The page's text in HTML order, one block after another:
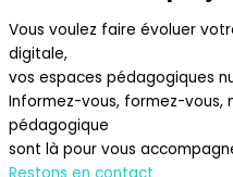
Vous voulez faire évoluer
digitale,
vos espaces pédagogiques
Informez-vous, formez-vous,
pédagogique
sont là pour vous